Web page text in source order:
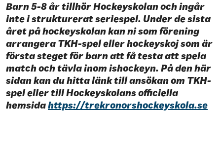
Barn 5-8 år tillhör Hockeyskolan och ingår
inte i strukturerat seriespel. Under de sista
året på hockeyskolan kan ni som förening
arrangera TKH-spel eller hockeyskoj som är
första steget för barn att få testa att spela
match och tävla inom ishockeyn. På den här
sidan kan du hitta länk till ansökan om TKH-
spel eller till Hockeyskolans officiella
hemsidahttps://trekronorshockeyskola.se